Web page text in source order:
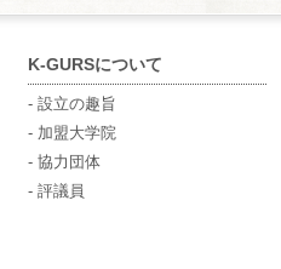
K-GURSについて
- 設立の趣旨
- 加盟大学院
- 協力団体
- 評議員